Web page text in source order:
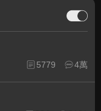
5779 4萬